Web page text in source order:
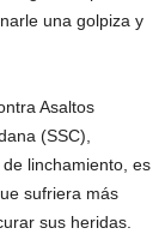
una golpiza y
Asaltos
(SSC),
linchamiento, es
sufriera más
sus heridas.